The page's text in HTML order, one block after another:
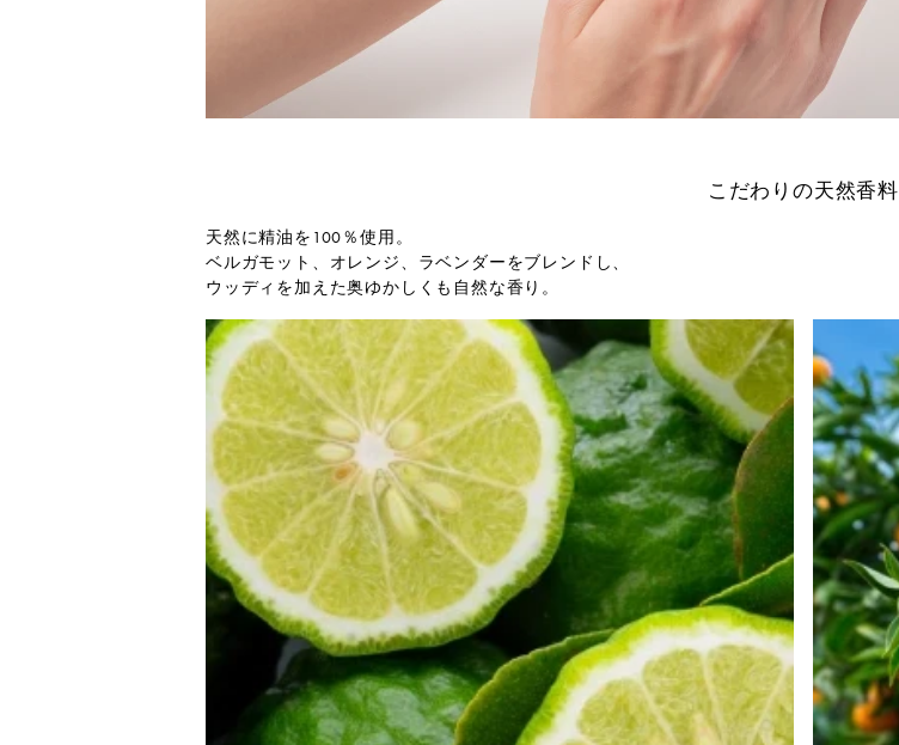
こだわりの天然香料
天然に精油を100％使用。
ベルガモット、オレンジ、ラベンダーをブレンドし、
ウッディを加えた奥ゆかしくも自然な香り。